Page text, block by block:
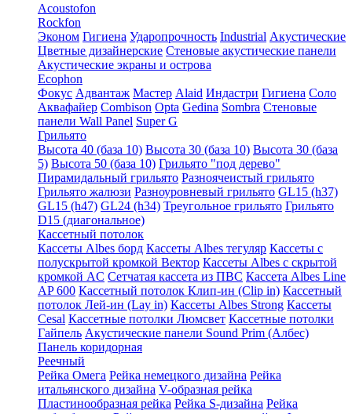
Acoustofon
Rockfon
Эконом Гигиена Ударопрочность Industrial Акустические
Цветные дизайнерские Стеновые акустические панели
Акустические экраны и острова
Ecophon
Фокус Адвантаж Мастер Alaid Индастри Гигиена Соло
Аквафайер Combison Opta Gedina Sombra Стеновые
панели Wall Panel Super G
Грильято
Высота 40 (база 10) Высота 30 (база 10) Высота 30 (база
5) Высота 50 (база 10) Грильято "под дерево"
Пирамидальный грильято Разноячеистый грильято
Грильято жалюзи Разноуровневый грильято GL15 (h37)
GL15 (h47) GL24 (h34) Треугольное грильято Грильято
D15 (диагональное)
Кассетный потолок
Кассеты Albes борд Кассеты Albes тегуляр Кассеты с
полускрытой кромкой Вектор Кассеты Albes с скрытой
кромкой AC Сетчатая кассета из ПВС Кассета Albes Line
AP 600 Кассетный потолок Клип-ин (Clip in) Кассетный
потолок Лей-ин (Lay in) Кассеты Albes Strong Кассеты
Cesal Кассетные потолки Люмсвет Кассетные потолки
Гайпель Акустические панели Sound Prim (Албес)
Панель коридорная
Реечный
Рейка Омега Рейка немецкого дизайна Рейка
итальянского дизайна V-образная рейка
Пластинообразная рейка Рейка S-дизайна Рейка